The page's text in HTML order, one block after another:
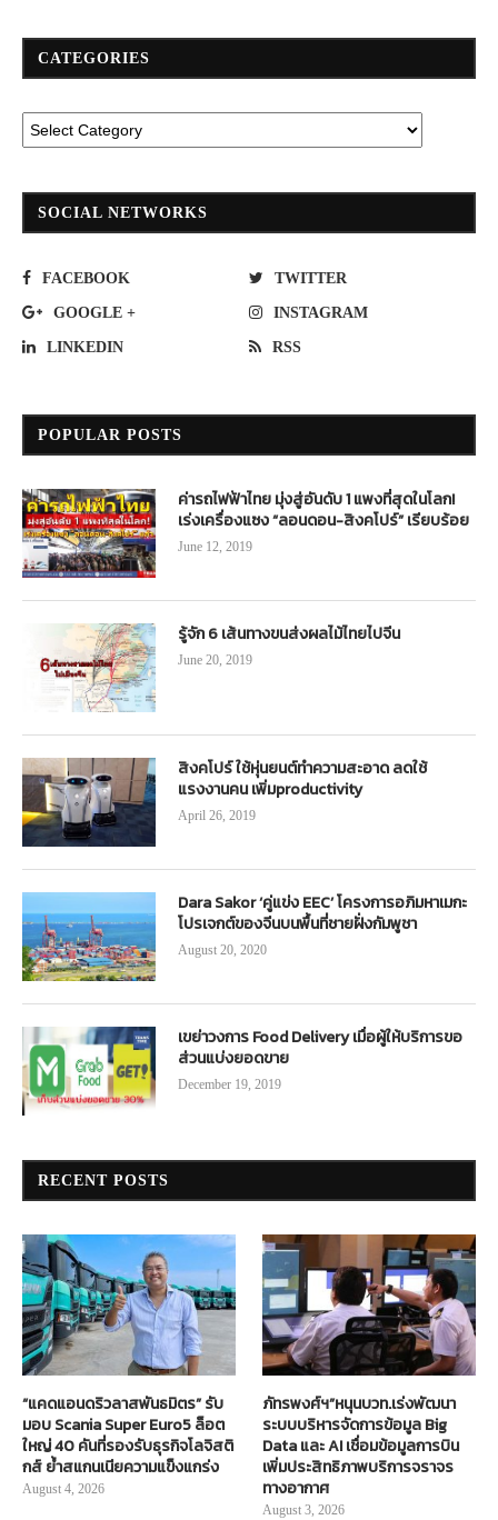
CATEGORIES
SOCIAL NETWORKS
FACEBOOK TWITTER
GOOGLE + INSTAGRAM
LINKEDIN RSS
POPULAR POSTS
ค่ารถไฟฟ้าไทย มุ่งสู่อันดับ 1 แพงที่สุดในโลก!
เร่งเครื่องแซง “ลอนดอน-สิงคโปร์” เรียบร้อย
June 12, 2019
รู้จัก 6 เส้นทางขนส่งผลไม้ไทยไปจีน
June 20, 2019
สิงคโปร์ ใช้หุ่นยนต์ทำความสะอาด ลดใช้
แรงงานคน เพิ่มproductivity
April 26, 2019
Dara Sakor ‘คู่แข่ง EEC’ โครงการอภิมหาเมกะ
โปรเจกต์ของจีนบนพื้นที่ชายฝั่งกัมพูชา
August 20, 2020
เขย่าวงการ Food Delivery เมื่อผู้ให้บริการขอ
ส่วนแบ่งยอดขาย
December 19, 2019
RECENT POSTS
“แคดแอนดริวลาสพันธมิตร” รับ
มอบ Scania Super Euro5 ล็อต
ใหญ่ 40 คันที่รองรับธุรกิจโลจิสติ
กส์ ย้ำสแกนเนียความแข็งแกร่ง
August 4, 2026
ภัทรพงศ์ฯ”หนุนบวท.เร่งพัฒนา
ระบบบริหารจัดการข้อมูล Big
Data และ AI เชื่อมข้อมูลการบิน
เพิ่มประสิทธิภาพบริการจราจร
ทางอากาศ
August 3, 2026